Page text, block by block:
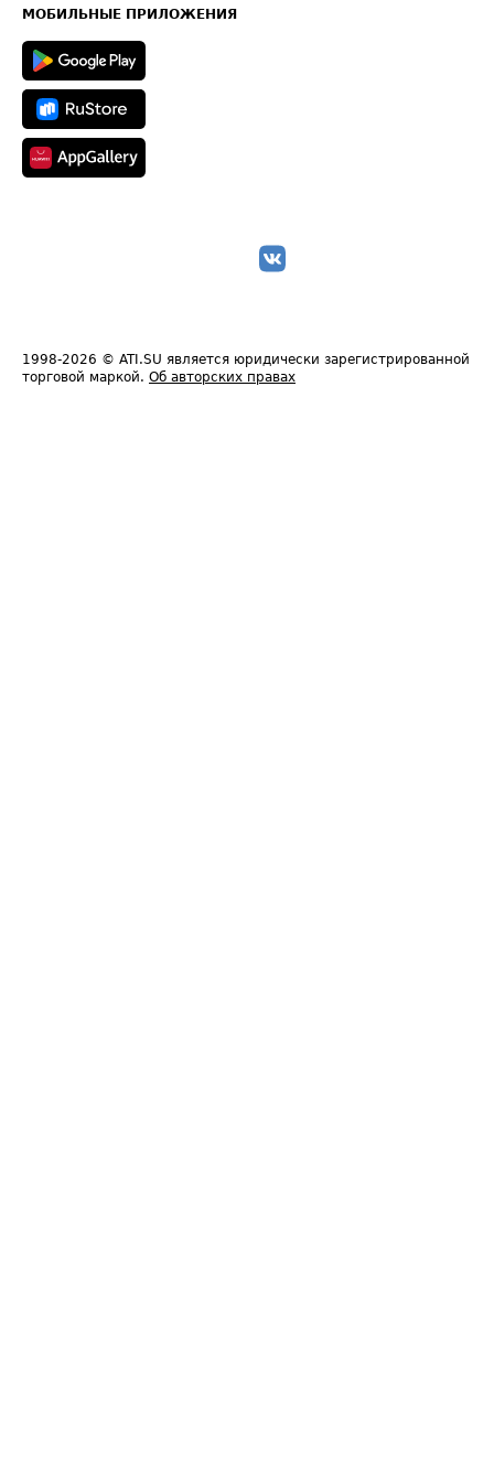
Техническая информация
МОБИЛЬНЫЕ ПРИЛОЖЕНИЯ
1998-2026 © ATI.SU является юридически зарегистрированной
торговой маркой. Об авторских правах